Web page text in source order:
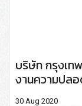
บริษัท กรุงเท
งานความปล
30 Aug 2020